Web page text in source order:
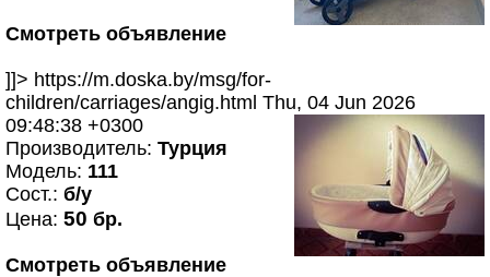
Смотреть объявление
]]> https://m.doska.by/msg/for-
children/carriages/angig.html Thu, 04 Jun 2026
09:48:38 +0300
Производитель: Турция
Модель: 111
Сост.: б/у
Цена: 50 бр.
Смотреть объявление